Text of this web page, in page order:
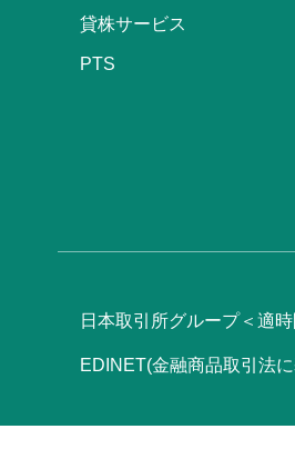
貸株サービス
PTS
日本取引所グループ＜適
EDINET(金融商品取引法